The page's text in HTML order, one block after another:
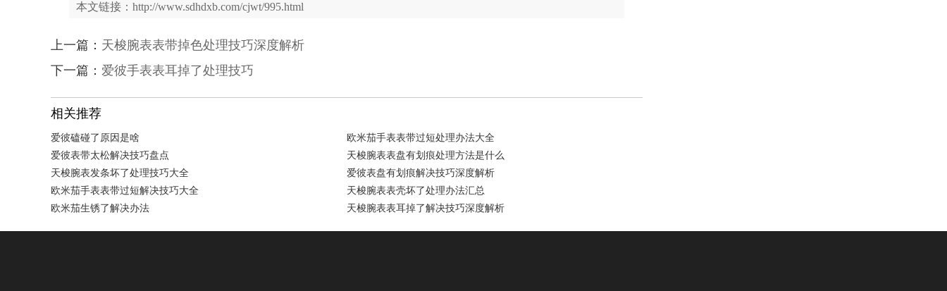
合肥市蜀山区潜山路111号万象城华润大厦B座12楼03室（需提前预约）
青岛市南区山东路6号华润大厦B座22层04室（需提前预约）
烟台市芝罘区胜利路139号万达金融中心A座907室（需提前预约）
石家庄市长安区中山东路39号勒泰中心写字楼B座13层07室（需提前预约）
海口市龙华区金贸东路5号海口华润大厦B座17层1707室（需提前预约）
唐山市路南区新华东道100号万达广场写字楼A座10层1002室（需提前预约）
本文链接：http://www.sdhdxb.com/cjwt/995.html
上一篇： 天梭腕表表带掉色处理技巧深度解析
下一篇： 爱彼手表表耳掉了处理技巧
相关推荐
爱彼磕碰了原因是啥
欧米茄手表表带过短处理办法大全
爱彼表带太松解决技巧盘点
天梭腕表表盘有划痕处理方法是什么
天梭腕表发条坏了处理技巧大全
爱彼表盘有划痕解决技巧深度解析
欧米茄手表表带过短解决技巧大全
天梭腕表表壳坏了处理办法汇总
欧米茄生锈了解决办法
天梭腕表表耳掉了解决技巧深度解析